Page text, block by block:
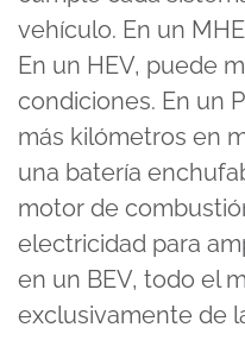
vehículo. En un
En un HEV, puede
condiciones. En un
más kilómetros en
una batería
motor de
electricidad para
en un BEV, todo el
exclusivamente de